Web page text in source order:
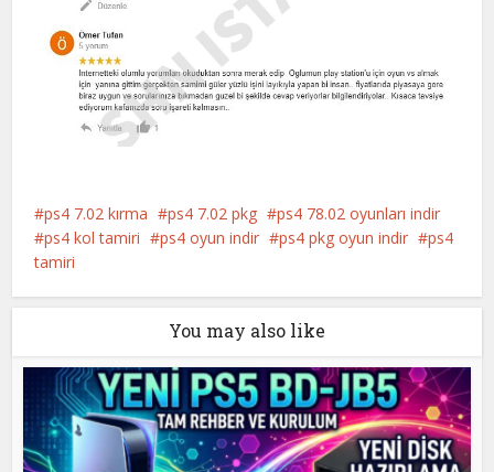
ps4 7.02 kırma ps4 7.02 pkg
ps4 78.02 oyunları indir
ps4 kol tamiri
ps4 oyun indir ps4 pkg oyun indir
ps4
tamiri
You may also like